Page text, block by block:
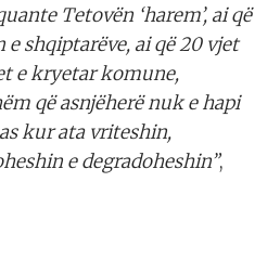
Tetovën ‘harem’, ai që
shqiptarëve, ai që 20 vjet
e kryetar komune,
që asnjëherë nuk e hapi
kur ata vriteshin,
e degradoheshin”,